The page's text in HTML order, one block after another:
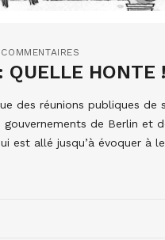
QUELLE HONTE !
des réunions publiques de
de Berlin et
est allé jusqu’à évoquer à